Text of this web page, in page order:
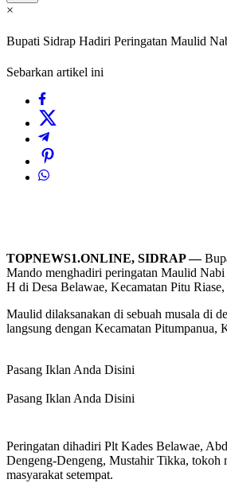
×
Bupati Sidrap Hadiri Peringatan Maulid
Sebarkan artikel ini
TOPNEWS1.ONLINE, SIDRAP —
Mando menghadiri peringatan Maulid
H di Desa Belawae, Kecamatan Pitu
Maulid dilaksanakan di sebuah musala di
langsung dengan Kecamatan Pitumpanua,
Pasang Iklan Anda Disini
Pasang Iklan Anda Disini
Peringatan dihadiri Plt Kades Belawae,
Dengeng-Dengeng, Mustahir Tikka, tokoh
masyarakat setempat.